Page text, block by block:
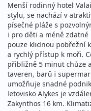
Menší rodinný hotel
stylu, se nachází v
písečné pláže s
i pro děti a méně zdatné
pouze klidnou pobřežní
a rychlý přístup k moři.
přibližně 5 minut chůze
taveren, barů i
umožňuje snadné
letovisko Alykes je
Zakynthos 16 km.